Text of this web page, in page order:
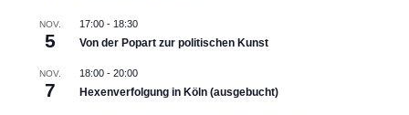
NOV.
5
17:00- 18:30
Von der Popart zur politischen Kunst
NOV.
7
18:00- 20:00
Hexenverfolgung in Köln (ausgebucht)